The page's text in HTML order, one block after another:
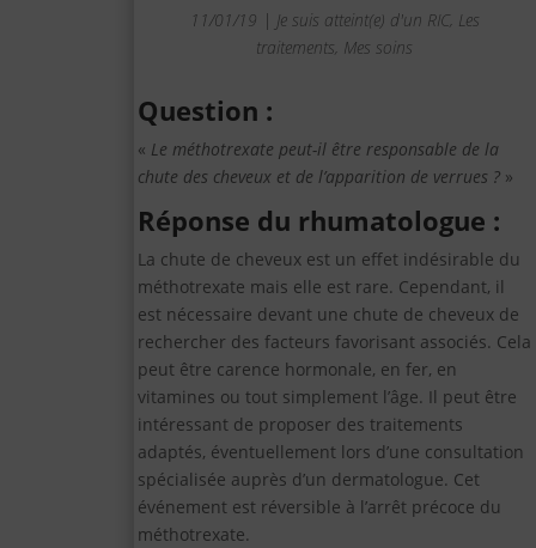
11/01/19 | Je suis atteint(e) d'un RIC, Les
traitements, Mes soins
Question :
« Le méthotrexate peut-il être responsable de la
chute des cheveux et de l’apparition de verrues ? »
Réponse du rhumatologue :
La chute de cheveux est un effet indésirable du
méthotrexate mais elle est rare. Cependant, il
est nécessaire devant une chute de cheveux de
rechercher des facteurs favorisant associés. Cela
peut être carence hormonale, en fer, en
vitamines ou tout simplement l’âge. Il peut être
intéressant de proposer des traitements
adaptés, éventuellement lors d’une consultation
spécialisée auprès d’un dermatologue. Cet
événement est réversible à l’arrêt précoce du
méthotrexate.